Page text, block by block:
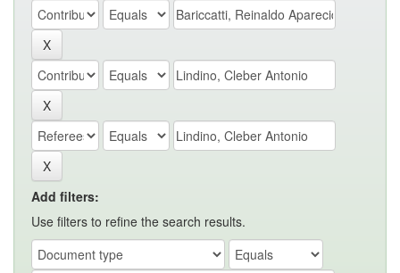
Add filters:
Use filters to refine the search results.